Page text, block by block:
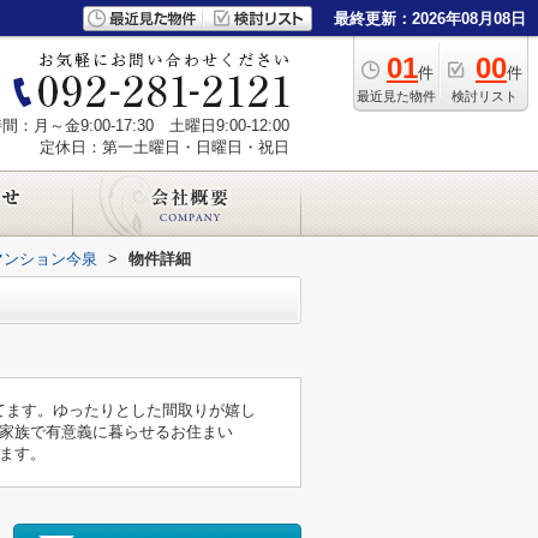
最終更新：2026年08月08日
01件
最近見た物件
00件
検討リスト
間：月～金9:00-17:30 土曜日9:00-12:00
定休日：第一土曜日・日曜日・祝日
ション今泉 > 物件詳細
す。ゆったりとした間取りが嬉し
族で有意義に暮らせるお住まい
す。